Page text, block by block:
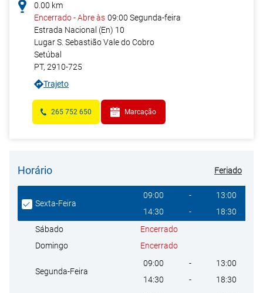
0.00 km
Encerrado-Abre às 09:00 Segunda-feira
Estrada Nacional (En) 10
Lugar S. Sebastião Vale do Cobro
Setúbal
PT, 2910-725
Trajeto
265 752 650 Marcação
Horário Feriado
Sexta-Feira
09:00 -
13:00
14:30
-
18:30
Sábado
Encerrado
Domingo
Encerrado
Segunda-Feira
09:00 -
13:00
14:30
- 18:30